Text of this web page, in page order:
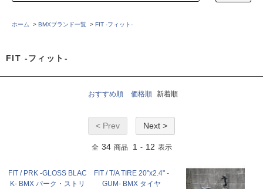
ホーム > BMXブランド一覧 > FIT -フィット-
FIT -フィット-
おすすめ順 価格順 新着順
< Prev Next >
全 34 商品 1 - 12 表示
FIT / PRK -GLOSS BLAC
K- BMX パーク・ストリ
FIT / T/A TIRE 20"x2.4" -
GUM- BMX タイヤ